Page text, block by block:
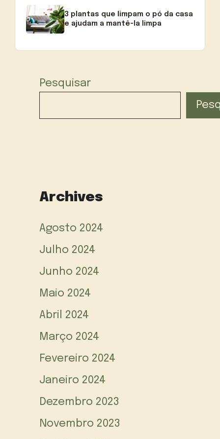
3 plantas que limpam o pó da casa
e ajudam a mantê-la limpa
Pesquisar
Archives
Agosto 2024
Julho 2024
Junho 2024
Maio 2024
Abril 2024
Março 2024
Fevereiro 2024
Janeiro 2024
Dezembro 2023
Novembro 2023